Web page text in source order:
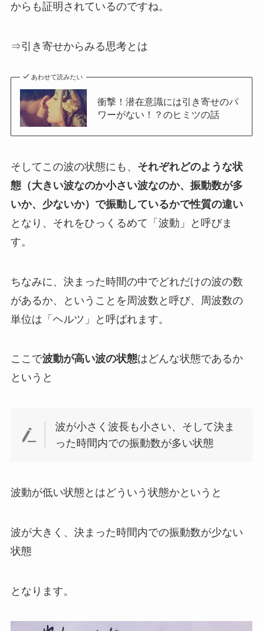
からも証明されているのですね。
⇒引き寄せからみる思考とは
あわせて読みたい
衝撃！潜在意識には引き寄せのパ
ワーがない！？のヒミツの話
そしてこの波の状態にも、 それぞれどのような状
態（大きい波なのか小さい波なのか、振動数が多
いか、少ないか）で振動しているかで性質の違い
となり、それをひっくるめて「波動」と呼びま
す。
ちなみに、決まった時間の中でどれだけの波の数
があるか、ということを周波数と呼び、周波数の
単位は「ヘルツ」と呼ばれます。
ここで波動が高い波の状態はどんな状態であるか
というと
波が小さく波長も小さい、そして決ま
った時間内での振動数が多い状態
波動が低い状態とはどういう状態かというと
波が大きく、決まった時間内での振動数が少ない
状態
となります。